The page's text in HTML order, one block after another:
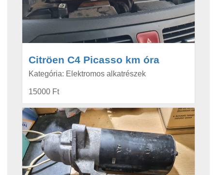
Citröen C4 Picasso km óra
Kategória: Elektromos alkatrészek
15000 Ft